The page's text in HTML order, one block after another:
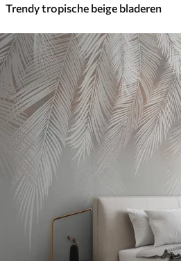
Trendy tropische beige bladeren